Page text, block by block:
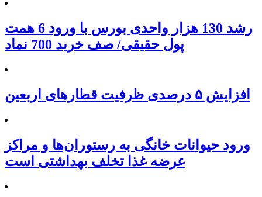
رشد 130 هزار واحدی بورس با ورود 6 همت
پول حقیقی/ صف خرید 700 نماد
افزایش ۵ درصدی ظرفیت قطارهای اربعین
ورود حیوانات خانگی به رستوران‌ها و مراکز
عرضه غذا تخلف بهداشتی است